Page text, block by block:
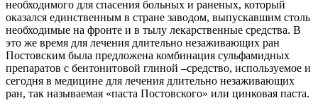
необходимого для спасения больных и раненых, который
оказался единственным в стране заводом, выпускавшим столь
необходимые на фронте и в тылу лекарственные средства. В
это же время для лечения длительно незаживающих ран
Постовским была предложена комбинация сульфамидных
препаратов с бентонитовой глиной –средство, используемое и
сегодня в медицине для лечения длительно незаживающих
ран, так называемая «паста Постовского» или цинковая паста.